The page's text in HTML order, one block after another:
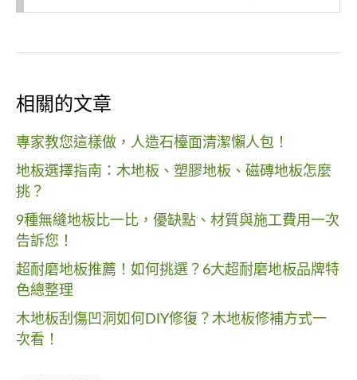
相關的文章
專家教您這樣做，人造石檯面清潔懶人包！
地板選擇指南：木地板、塑膠地板、磁磚地板怎麼
挑？
9種無縫地板比一比，優缺點、材質與施工費用一次
告訴您！
超耐磨地板推薦！如何挑選？6大超耐磨地板品牌特
色總整理
木地板刮傷凹洞如何DIY修復？木地板修補方式一
次看！